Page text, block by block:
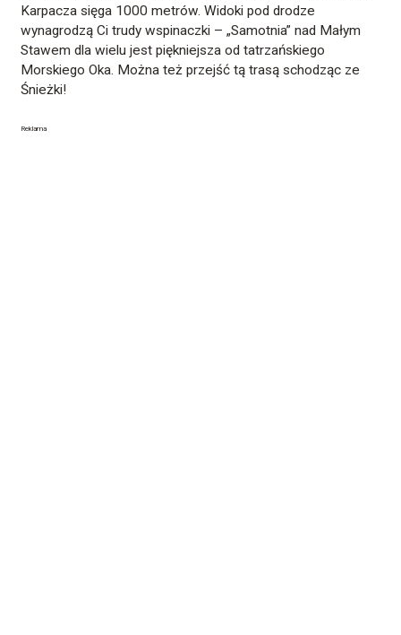
Karpacza sięga 1000 metrów. Widoki pod drodze
wynagrodzą Ci trudy wspinaczki – „Samotnia” nad Małym
Stawem dla wielu jest piękniejsza od tatrzańskiego
Morskiego Oka. Można też przejść tą trasą schodząc ze
Śnieżki!
Reklama